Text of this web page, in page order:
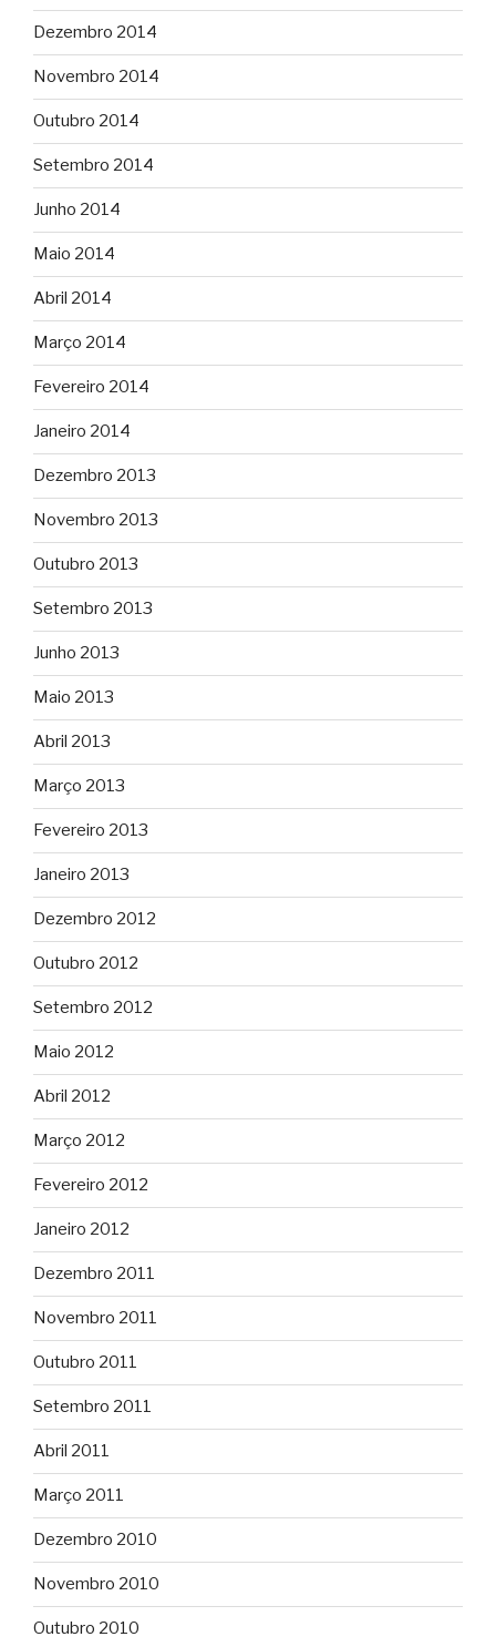
Dezembro 2014
Novembro 2014
Outubro 2014
Setembro 2014
Junho 2014
Maio 2014
Abril 2014
Março 2014
Fevereiro 2014
Janeiro 2014
Dezembro 2013
Novembro 2013
Outubro 2013
Setembro 2013
Junho 2013
Maio 2013
Abril 2013
Março 2013
Fevereiro 2013
Janeiro 2013
Dezembro 2012
Outubro 2012
Setembro 2012
Maio 2012
Abril 2012
Março 2012
Fevereiro 2012
Janeiro 2012
Dezembro 2011
Novembro 2011
Outubro 2011
Setembro 2011
Abril 2011
Março 2011
Dezembro 2010
Novembro 2010
Outubro 2010